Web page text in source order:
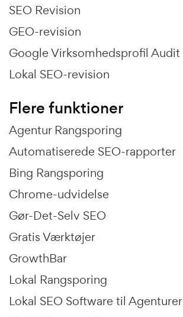
SEO Revision
GEO-revision
Google Virksomhedsprofil Audit
Lokal SEO-revision
Flere funktioner
Agentur Rangsporing
Automatiserede SEO-rapporter
Bing Rangsporing
Chrome-udvidelse
Gør-Det-Selv SEO
Gratis Værktøjer
GrowthBar
Lokal Rangsporing
Lokal SEO Software til Agenturer